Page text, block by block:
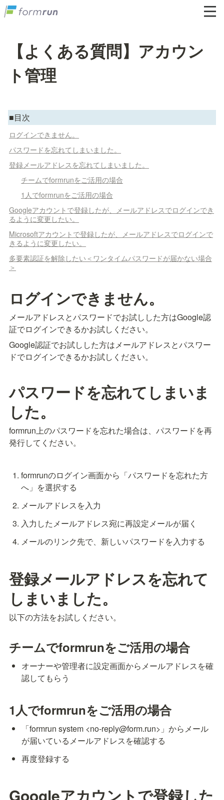
【よくある質問】アカウン
ト管理
■目次
ログインできません。
パスワードを忘れてしまいました。
登録メールアドレスを忘れてしまいました。
チームでformrunをご活用の場合
1人でformrunをご活用の場合
Googleアカウントで登録したが、メールアドレスでログインでき
るように変更したい。
Microsoftアカウントで登録したが、メールアドレスでログインで
きるように変更したい。
多要素認証を解除したい＜ワンタイムパスワードが届かない場合
＞
ログインできません。
メールアドレスとパスワードでお試しした方はGoogle認
証でログインできるかお試しください。
Google認証でお試しした方はメールアドレスとパスワー
ドでログインできるかお試しください。
パスワードを忘れてしまいま
した。
formrun上のパスワードを忘れた場合は、パスワードを再
発行してください。
formrunのログイン画面から「パスワードを忘れた方
へ」を選択する
メールアドレスを入力
入力したメールアドレス宛に再設定メールが届く
メールのリンク先で、新しいパスワードを入力する
登録メールアドレスを忘れて
しまいました。
以下の方法をお試しください。
チームでformrunをご活用の場合
オーナーや管理者に設定画面からメールアドレスを確
認してもらう
1人でformrunをご活用の場合
「formrun system <no-reply@form.run>」からメール
が届いているメールアドレスを確認する
再度登録する
Googleアカウントで登録した